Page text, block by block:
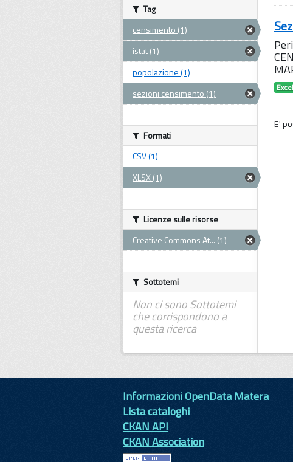
E'
Tag
censimento (1)
istat (1)
popolazione (1)
sezioni censimento (1)
Formati
CSV (1)
XLSX (1)
Licenze sulle risorse
Creative Commons At... (1)
Sottotemi
Non ci sono Sottotemi
che corrispondono a
questa ricerca
Informazioni OpenData Matera
Lista cataloghi
CKAN API
CKAN Association